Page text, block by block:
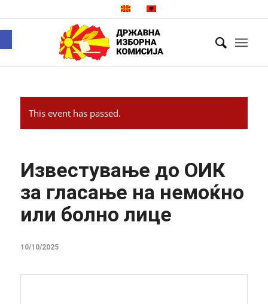
This event has passed.
Известување до ОИК
за гласање на немоќно
или болно лице
10/10/2025
Open toolbar